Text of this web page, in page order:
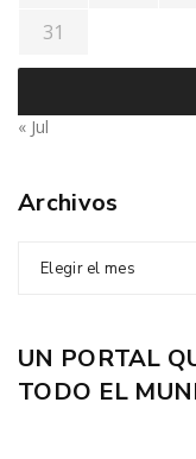
31
« Jul
Archivos
Elegir el mes
UN PORTAL
TODO EL